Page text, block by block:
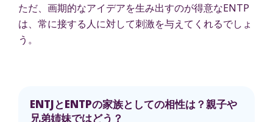
ただ、画期的なアイデアを生み出すのが得意なENTP
は、常に接する人に対して刺激を与えてくれるでしょ
う。
ENTJとENTPの家族としての相性は？親子や
兄弟姉妹ではどう？